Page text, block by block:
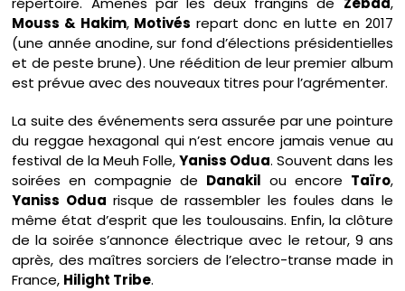
Mouss & Hakim, Motivés repart donc en lutte en 2017
(une année anodine, sur fond d’élections présidentielles
et de peste brune). Une réédition de leur premier album
est prévue avec des nouveaux titres pour l’agrémenter.
La suite des événements sera assurée par une pointure
du reggae hexagonal qui n’est encore jamais venue au
festival de la Meuh Folle,Yaniss Odua. Souvent dans les
soirées en compagnie de Danakil ou encore Taïro,
Yaniss Odua risque de rassembler les foules dans le
même état d’esprit que les toulousains. Enfin, la clôture
de la soirée s’annonce électrique avec le retour, 9 ans
après, des maîtres sorciers de l’electro-transe made in
France, Hilight Tribe.